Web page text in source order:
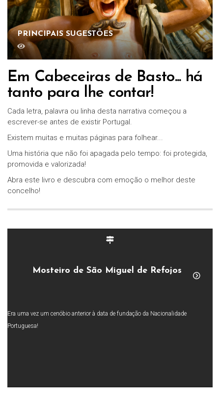
PRINCIPAIS SUGESTÕES
Em Cabeceiras de Basto... há
tanto para lhe contar!
Cada letra, palavra ou linha desta narrativa começou a
escrever-se antes de existir Portugal.
Existem muitas e muitas páginas para folhear...
Uma história que não foi apagada pelo tempo: foi protegida,
promovida e valorizada!
Abra este livro e descubra com emoção o melhor deste
concelho!
Mosteiro de São Miguel de Refojos
Era uma vez um cenóbio anterior à data de fundação da Nacionalidade
Portuguesa!